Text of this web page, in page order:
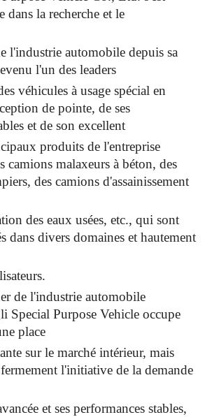
dans la recherche et le
l'industrie automobile depuis sa
l'un des leaders
véhicules à usage spécial en
de pointe, de ses
et de son excellent
produits de l'entreprise
camions malaxeurs à béton, des
des camions d'assainissement
des eaux usées, etc., qui sont
dans divers domaines et hautement
de l'industrie automobile
Special Purpose Vehicle occupe
place
sur le marché intérieur, mais
l'initiative de la demande
et ses performances stables,